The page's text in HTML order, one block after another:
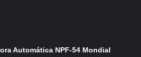
Automática NPF-54 Mondial